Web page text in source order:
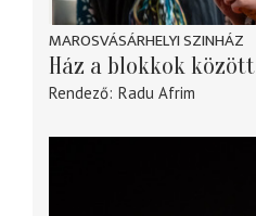
MAROSVÁSÁRHELYI SZINHÁZ
Ház a blokkok között
Rendező Radu Afrim